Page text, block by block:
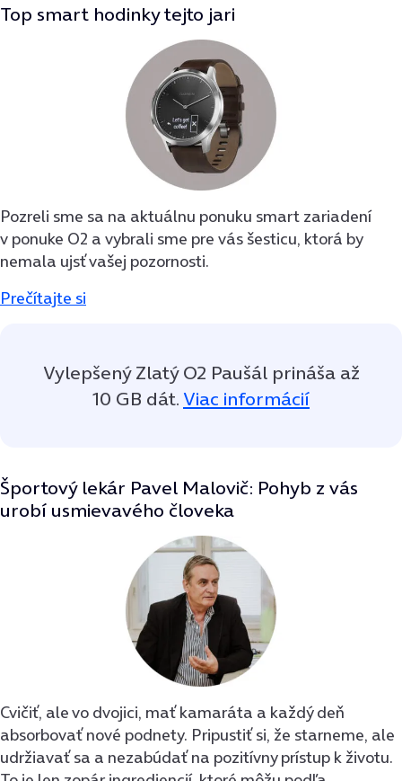
Top smart hodinky tejto jari
Pozreli sme sa na aktuálnu ponuku smart zariadení
v ponuke O2 a vybrali sme pre vás šesticu, ktorá by
nemala ujsť vašej pozornosti.
Prečítajte si
Vylepšený Zlatý O2 Paušál prináša až
10 GB dát. Viac informácií
Športový lekár Pavel Malovič: Pohyb z vás
urobí usmievavého človeka
Cvičiť, ale vo dvojici, mať kamaráta a každý deň
absorbovať nové podnety. Pripustiť si, že starneme, ale
udržiavať sa a nezabúdať na pozitívny prístup k životu.